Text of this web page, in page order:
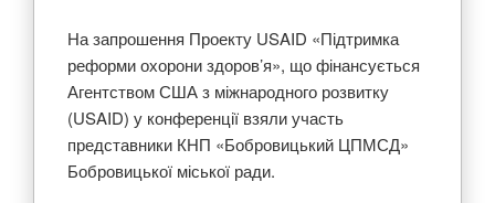
На запрошення Проекту USAID «Підтримка
реформи охорони здоров’я», що фінансується
Агентством США з міжнародного розвитку
(USAID) у конференції взяли участь
представники КНП «Бобровицький ЦПМСД»
Бобровицької міської ради.